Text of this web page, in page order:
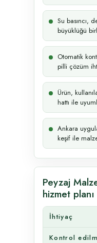
Su basıncı,
büyüklüğü
Otomatik
pilli çözüm
Ürün,
hattı ile
Ankara
keşif ile
Peyzaj
hizmet planı
İhtiyaç
Kontrol